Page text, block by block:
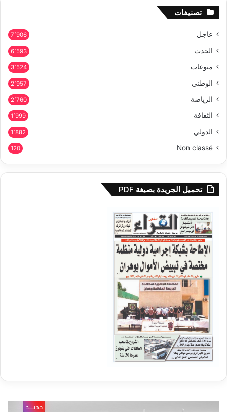
تصنيفات
عاجل 7٬906
الحدث 6٬593
منوعات 3٬524
الوطني 2٬957
الرياضة 2٬760
الثقافة 1٬999
الدولي 1٬882
Non classé
120
تحميل الجريدة بصيغة PDF